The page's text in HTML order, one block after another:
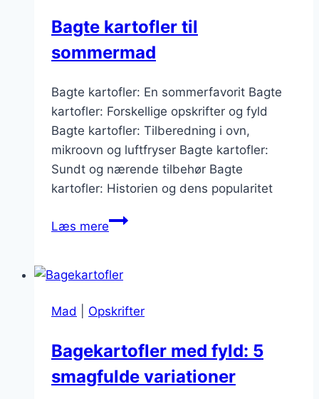
Bagte kartofler til
sommermad
Bagte kartofler: En sommerfavorit Bagte
kartofler: Forskellige opskrifter og fyld
Bagte kartofler: Tilberedning i ovn,
mikroovn og luftfryser Bagte kartofler:
Sundt og nærende tilbehør Bagte
kartofler: Historien og dens popularitet
Læs mereBagte
sommermad
Mad Opskrifter
Bagekartofler med fyld: 5
smagfulde variationer